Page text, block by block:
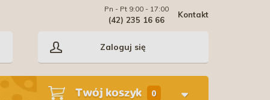
Kontakt
Pn - Pt 9:00 - 17:00
(42) 235 16 66
Zaloguj się
Twój koszyk 0